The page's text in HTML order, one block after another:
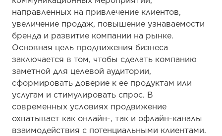
направленных на привлечение клиентов,
увеличение продаж, повышение узнаваемости
бренда и развитие компании на рынке.
Основная цель продвижения бизнеса
заключается в том, чтобы сделать компанию
заметной для целевой аудитории,
сформировать доверие к ее продуктам или
услугам и стимулировать спрос. В
современных условиях продвижение
охватывает как онлайн-, так и офлайн-каналы
взаимодействия с потенциальными клиентами.